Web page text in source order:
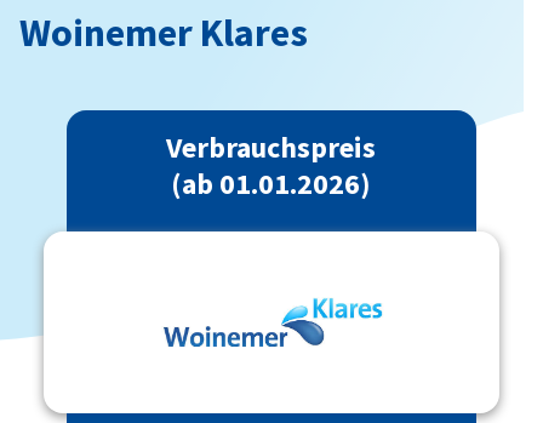
Woinemer Klares
Verbrauchspreis
(ab 01.01.2026)